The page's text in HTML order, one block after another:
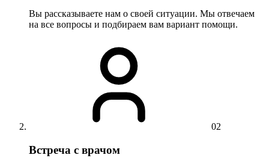
Вы рассказываете нам о своей ситуации. Мы отвечаем
на все вопросы и подбираем вам вариант помощи.
02
Встреча с врачом